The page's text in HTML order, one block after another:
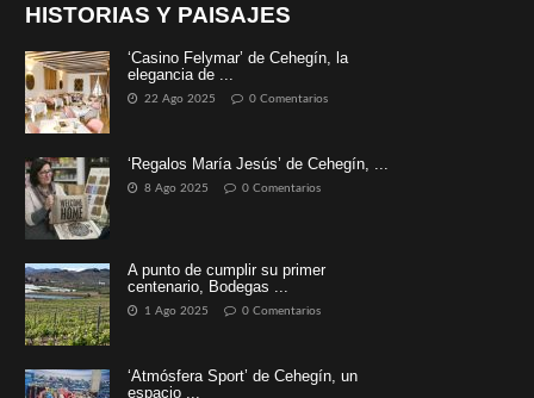
HISTORIAS Y PAISAJES
‘Casino Felymar’ de Cehegín, la
elegancia de ...
22 Ago 2025 0 Comentarios
‘Regalos María Jesús’ de Cehegín, ...
8 Ago 2025 0 Comentarios
A punto de cumplir su primer
centenario, Bodegas ...
1 Ago 2025 0 Comentarios
‘Atmósfera Sport’ de Cehegín, un
espacio ...